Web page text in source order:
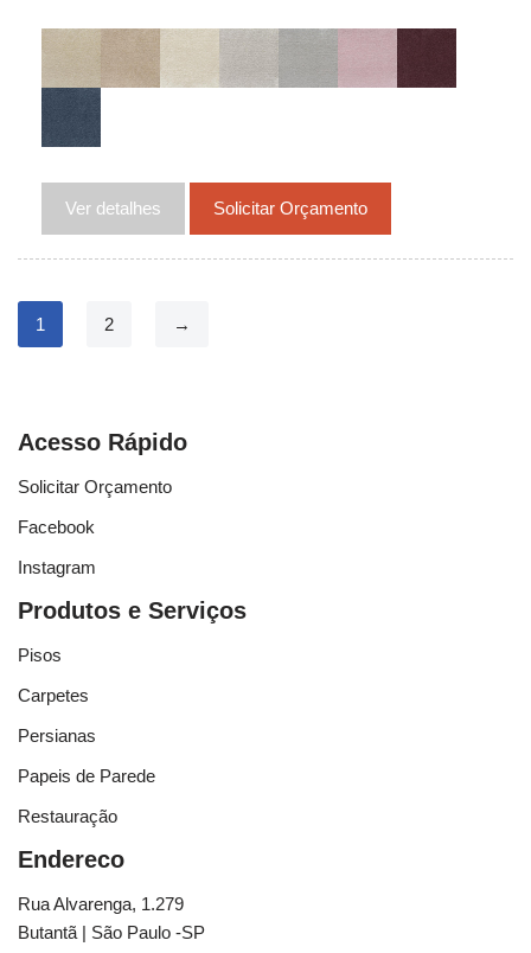
Ver detalhes Solicitar Orçamento
1 2 →
Acesso Rápido
Solicitar Orçamento
Facebook
Instagram
Produtos e Serviços
Pisos
Carpetes
Persianas
Papeis de Parede
Restauração
Endereco
Rua Alvarenga, 1.279
Butantã | São Paulo -SP